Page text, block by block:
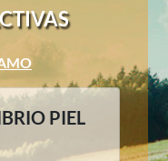
PIEL